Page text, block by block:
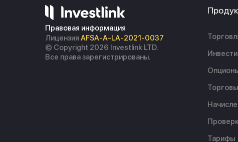
Правовая информация
Лицензия AFSA-A-LA-2021-0037
© Copyright 2026 Investlink LTD.
Все права зарегистрированы.
Тарифы